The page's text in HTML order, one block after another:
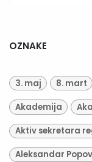
OZNAKE
3. maj 8. mart
Akademija
Aktiv sekretara
Aleksandar